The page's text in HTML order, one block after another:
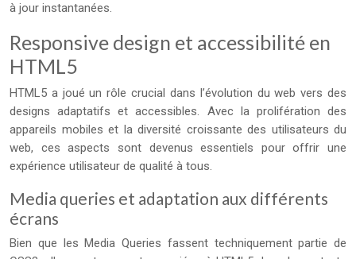
à jour instantanées.
Responsive design et accessibilité en
HTML5
HTML5 a joué un rôle crucial dans l’évolution du web vers des
designs adaptatifs et accessibles. Avec la prolifération des
appareils mobiles et la diversité croissante des utilisateurs du
web, ces aspects sont devenus essentiels pour offrir une
expérience utilisateur de qualité à tous.
Media queries et adaptation aux différents
écrans
Bien que les Media Queries fassent techniquement partie de